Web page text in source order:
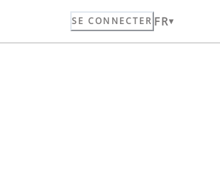
SE CONNECTER FR